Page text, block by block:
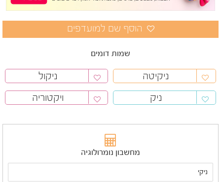
שמות דומים
ניקיטה
ניקול
ניק
ויקטוריה
מחשבון נומרולוגיה